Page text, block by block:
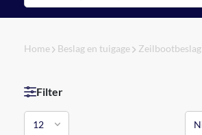
Home Beslag en tuigage Zeilbootbeslag
Filter